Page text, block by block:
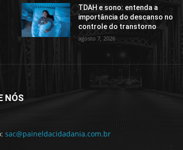
TDAH e sono: entenda a
importância do descanso no
controle do transtorno
agosto 7, 2026
NÓS
sac@paineldacidadania.com.br